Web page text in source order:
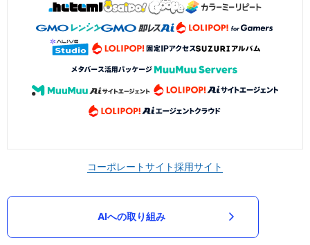
コーポレートサイト採用サイト
AIへの取り組み